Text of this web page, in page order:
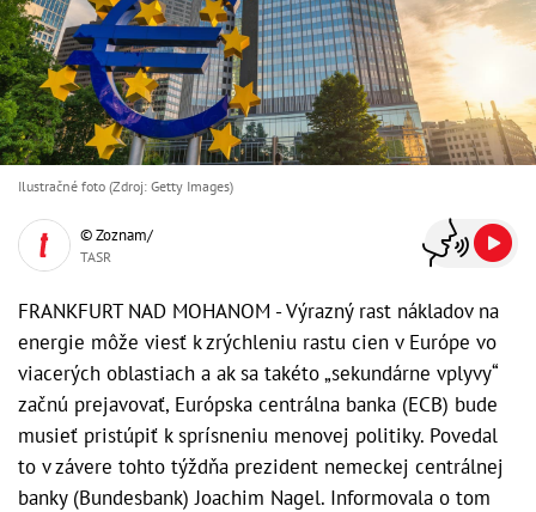
Ilustračné foto (Zdroj: Getty Images)
© Zoznam/
TASR
FRANKFURT NAD MOHANOM - Výrazný rast nákladov na
energie môže viesť k zrýchleniu rastu cien v Európe vo
viacerých oblastiach a ak sa takéto „sekundárne vplyvy“
začnú prejavovať, Európska centrálna banka (ECB) bude
musieť pristúpiť k sprísneniu menovej politiky. Povedal
to v závere tohto týždňa prezident nemeckej centrálnej
banky (Bundesbank) Joachim Nagel. Informovala o tom